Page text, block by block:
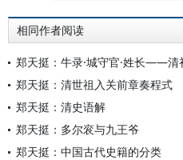
相同作者阅读
郑天挺：牛录·城守官·姓长——清
郑天挺：清世祖入关前章奏程式
郑天挺：清史语解
郑天挺：多尔衮与九王爷
郑天挺：中国古代史籍的分类